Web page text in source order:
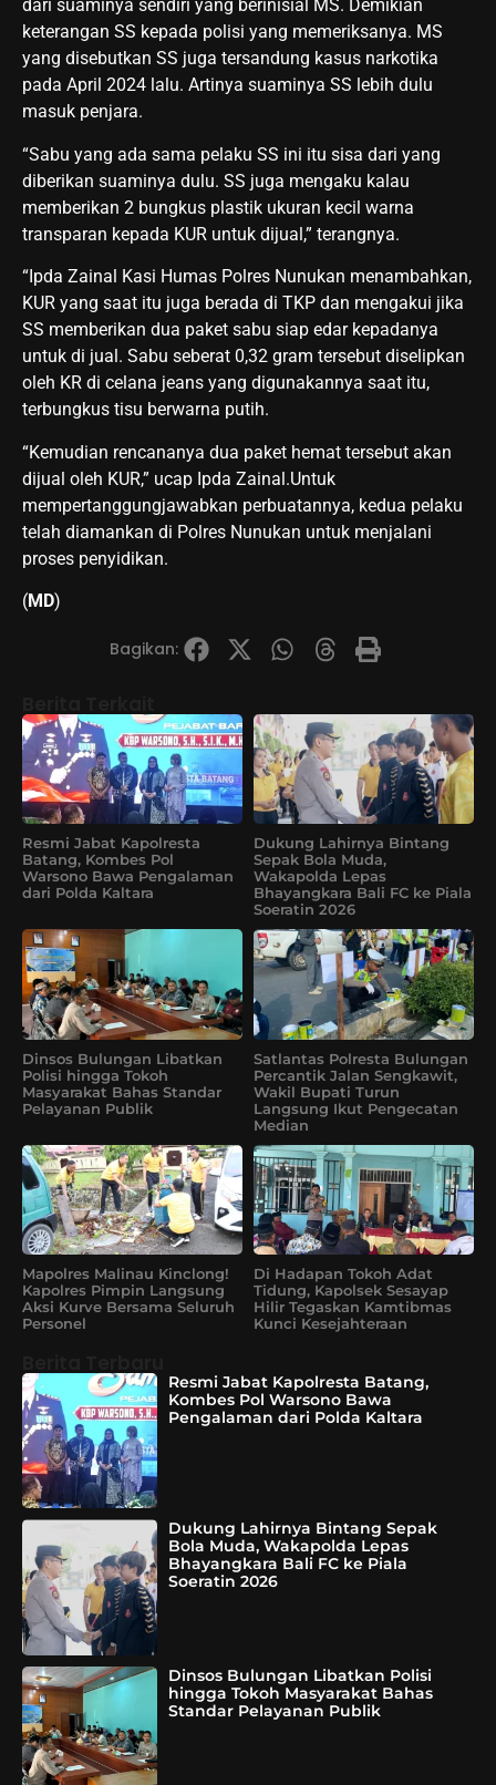
dari suaminya sendiri yang berinisial MS. Demikian
keterangan SS kepada polisi yang memeriksanya. MS
yang disebutkan SS juga tersandung kasus narkotika
pada April 2024 lalu. Artinya suaminya SS lebih dulu
masuk penjara.
“Sabu yang ada sama pelaku SS ini itu sisa dari yang
diberikan suaminya dulu. SS juga mengaku kalau
memberikan 2 bungkus plastik ukuran kecil warna
transparan kepada KUR untuk dijual,” terangnya.
“Ipda Zainal Kasi Humas Polres Nunukan menambahkan,
KUR yang saat itu juga berada di TKP dan mengakui jika
SS memberikan dua paket sabu siap edar kepadanya
untuk di jual. Sabu seberat 0,32 gram tersebut diselipkan
oleh KR di celana jeans yang digunakannya saat itu,
terbungkus tisu berwarna putih.
“Kemudian rencananya dua paket hemat tersebut akan
dijual oleh KUR,” ucap Ipda Zainal.Untuk
mempertanggungjawabkan perbuatannya, kedua pelaku
telah diamankan di Polres Nunukan untuk menjalani
proses penyidikan.
(MD)
Bagikan:
Resmi Jabat Kapolresta
Batang, Kombes Pol
Warsono Bawa Pengalaman
dari Polda Kaltara
Dukung Lahirnya Bintang
Sepak Bola Muda,
Wakapolda Lepas
Bhayangkara Bali FC ke Piala
Soeratin 2026
Dinsos Bulungan Libatkan
Polisi hingga Tokoh
Masyarakat Bahas Standar
Pelayanan Publik
Satlantas Polresta Bulungan
Percantik Jalan Sengkawit,
Wakil Bupati Turun
Langsung Ikut Pengecatan
Median
Mapolres Malinau Kinclong!
Kapolres Pimpin Langsung
Aksi Kurve Bersama Seluruh
Personel
Di Hadapan Tokoh Adat
Tidung, Kapolsek Sesayap
Hilir Tegaskan Kamtibmas
Kunci Kesejahteraan
Resmi Jabat Kapolresta Batang,
Kombes Pol Warsono Bawa
Pengalaman dari Polda Kaltara
Dukung Lahirnya Bintang Sepak
Bola Muda, Wakapolda Lepas
Bhayangkara Bali FC ke Piala
Soeratin 2026
Dinsos Bulungan Libatkan Polisi
hingga Tokoh Masyarakat Bahas
Standar Pelayanan Publik